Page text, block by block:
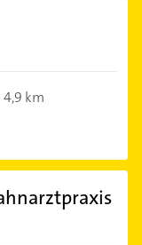
4,9 km